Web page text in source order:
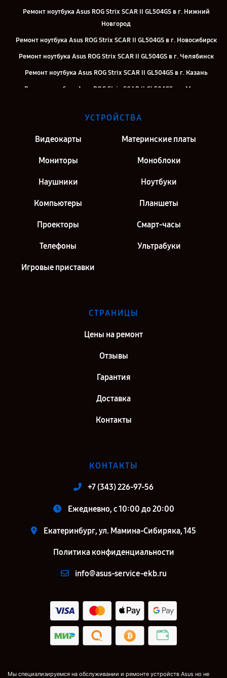
Ремонт ноутбука Asus ROG Strix SCAR II GL504GS в г. Нижний
Новгород
Ремонт ноутбука Asus ROG Strix SCAR II GL504GS в г. Новосибирск
Ремонт ноутбука Asus ROG Strix SCAR II GL504GS в г. Челябинск
Ремонт ноутбука Asus ROG Strix SCAR II GL504GS в г. Казань
Ремонт ноутбука Asus ROG Strix SCAR II GL504GS в г. Москва
Петербург
УСТРОЙСТВА
Видеокарты Материнские платы
Мониторы Моноблоки
Наушники Ноутбуки
Компьютеры Планшеты
Проекторы Смарт-часы
Телефоны Ультрабуки
Игровые приставки
СТРАНИЦЫ
Цены на ремонт
Отзывы
Гарантия
Доставка
Контакты
КОНТАКТЫ
+7 (343) 226-97-56
Ежедневно, с 10:00 до 20:00
Екатеринбург, ул. Мамина-Сибиряка, 145
Политика конфиденциальности
info@asus-service-ekb.ru
Мы специализируемся на обслуживании и ремонте устройств Asus но не